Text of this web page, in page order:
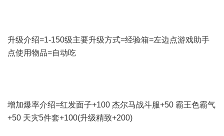
升级介绍=1-150级主要升级方式=经验箱=左边点游戏助手
点使用物品=自动吃
增加爆率介绍=红发面子+100 杰尔马战斗服+50 霸王色霸气
+50 天灾5件套+100(升级精致+200)